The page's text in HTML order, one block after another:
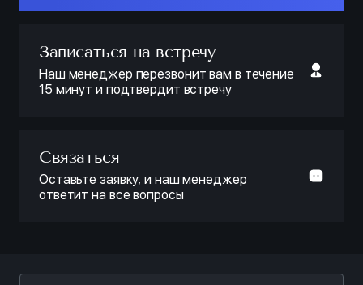
Записаться на встречу
Наш менеджер перезвонит вам в течение
15 минут и подтвердит встречу
Связаться
Оставьте заявку, и наш менеджер
ответит на все вопросы